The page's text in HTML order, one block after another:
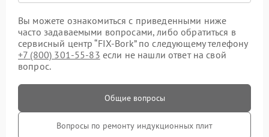
Вы можете ознакомиться с приведенными ниже
часто задаваемыми вопросами, либо обратиться в
сервисный центр “FIX-Bork” по следующему телефону
+7 (800) 301-55-83 если не нашли ответ на свой
вопрос.
Общие вопросы
Вопросы по ремонту индукционных плит